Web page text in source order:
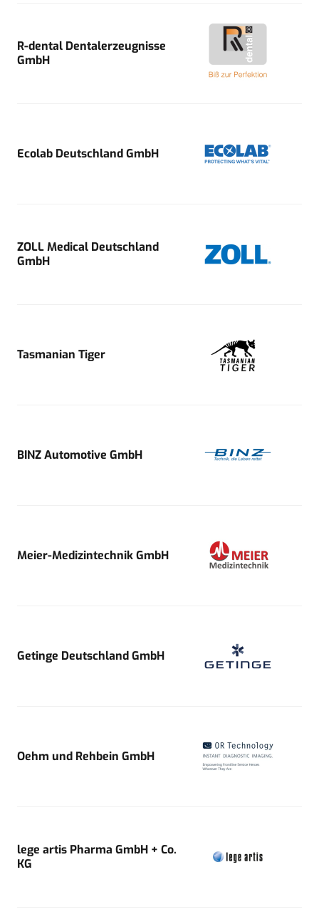
R-dental Dentalerzeugnisse
GmbH
Ecolab Deutschland GmbH
ZOLL Medical Deutschland
GmbH
Tasmanian Tiger
BINZ Automotive GmbH
Meier-Medizintechnik GmbH
Getinge Deutschland GmbH
Oehm und Rehbein GmbH
lege artis Pharma GmbH + Co.
KG